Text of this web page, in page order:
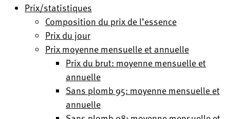
Prix/statistiques
Composition du prix de l’essence
Prix du jour
Prix moyenne mensuelle et annuelle
Prix du brut: moyenne mensuelle et
annuelle
Sans plomb 95: moyenne mensuelle et
annuelle